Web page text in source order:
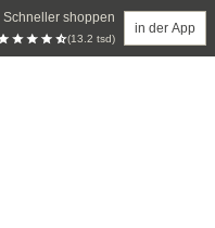
Schneller shoppen
(13.2 tsd)
in der App